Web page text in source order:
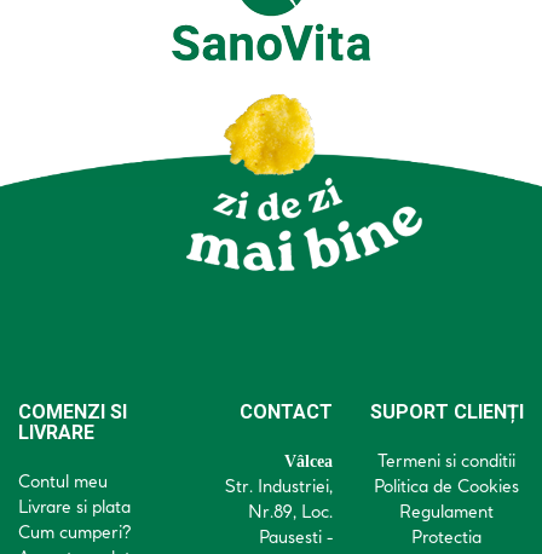
COMENZI SI
LIVRARE
Contul meu
Livrare si plata
Cum cumperi?
CONTACT
Vâlcea
Str. Industriei,
Nr.89, Loc.
Pausesti -
SUPORT CLIENȚI
Termeni si conditii
Politica de Cookies
Regulament
Protectia